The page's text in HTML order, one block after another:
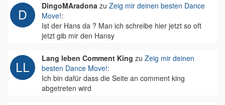
DingoMAradona zu Zeig mir deinen besten Dance
Move!:
Ist der Hans da ? Man ich schreibe hier jetzt so oft
jetzt gib mir den Hansy
Lang leben Comment King zu Zeig mir deinen
besten Dance Move!:
Ich bin dafür dass die Seite an comment king
abgetreten wird